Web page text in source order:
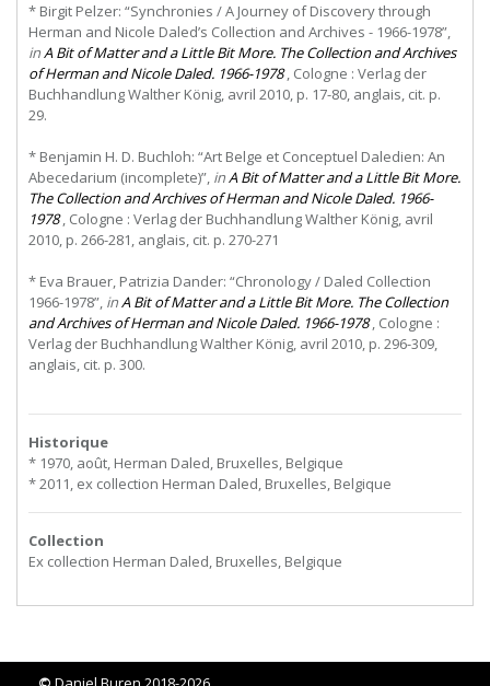
* Birgit Pelzer: “Synchronies / A Journey of Discovery through
Herman and Nicole Daled’s Collection and Archives - 1966-1978”,
inA Bit of Matter and a Little Bit More. The Collection and Archives
of Herman and Nicole Daled. 1966-1978, Cologne : Verlag der
Buchhandlung Walther König, avril 2010, p. 17-80, anglais, cit. p.
29.
* Benjamin H. D. Buchloh: “Art Belge et Conceptuel Daledien: An
Abecedarium (incomplete)”, inA Bit of Matter and a Little Bit More.
The Collection and Archives of Herman and Nicole Daled. 1966-
1978, Cologne : Verlag der Buchhandlung Walther König, avril
2010, p. 266-281, anglais, cit. p. 270-271
* Eva Brauer, Patrizia Dander: “Chronology / Daled Collection
1966-1978”, inA Bit of Matter and a Little Bit More. The Collection
and Archives of Herman and Nicole Daled. 1966-1978, Cologne :
Verlag der Buchhandlung Walther König, avril 2010, p. 296-309,
anglais, cit. p. 300.
Historique
* 1970, août, Herman Daled, Bruxelles, Belgique
* 2011, ex collection Herman Daled, Bruxelles, Belgique
Collection
Ex collection Herman Daled, Bruxelles, Belgique